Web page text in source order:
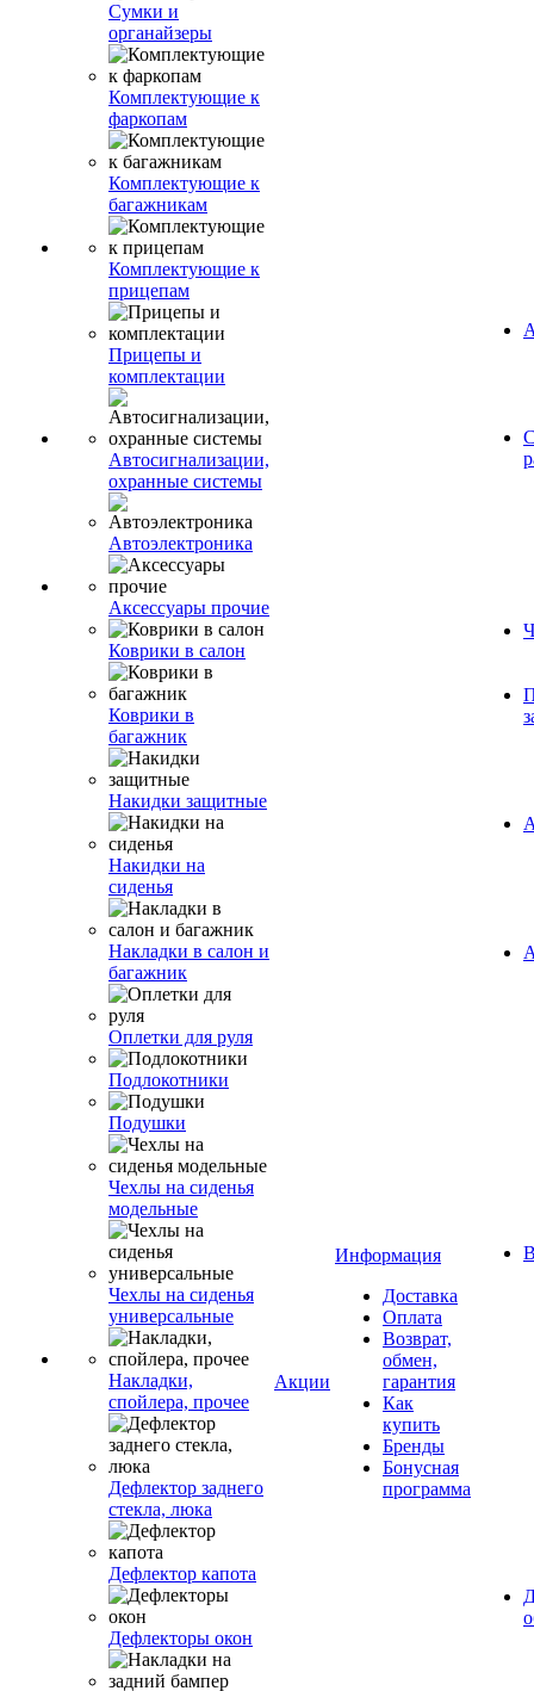
Сумки и
органайзеры
Комплектующие к
фаркопам
Комплектующие к
багажникам
Комплектующие к
прицепам
Прицепы и
комплектации
Автосигнализации,
охранные системы
Автоэлектроника
Аксессуары прочие
Коврики в салон
Коврики в
багажник
Накидки защитные
Накидки на
сиденья
Накладки в салон и
багажник
Оплетки для руля
Подлокотники
Подушки
Чехлы на сиденья
модельные
Чехлы на сиденья
универсальные
Накладки,
спойлера, прочее
Дефлектор заднего
стекла, люка
Дефлектор капота
Дефлекторы окон
Акции
Информация
Доставка
Оплата
Возврат,
обмен,
гарантия
Как
купить
Бренды
Бонусная
программа